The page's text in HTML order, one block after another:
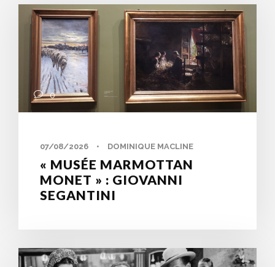
0
07/08/2026 • DOMINIQUE MACLINE
« MUSÉE MARMOTTAN
MONET » : GIOVANNI
SEGANTINI